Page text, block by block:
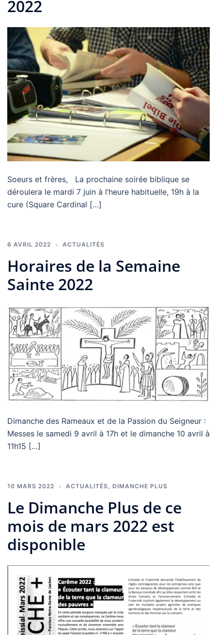
2022
Soeurs et frères, La prochaine soirée biblique se
déroulera le mardi 7 juin à l’heure habituelle, 19h à la
cure (Square Cardinal […]
6 AVRIL 2022 ACTUALITÉS
Horaires de la Semaine
Sainte 2022
Dimanche des Rameaux et de la Passion du Seigneur :
Messes le samedi 9 avril à 17h et le dimanche 10 avril à
11h15 […]
10 MARS 2022 ACTUALITÉS, DIMANCHE PLUS
Le Dimanche Plus de ce
mois de mars 2022 est
disponible